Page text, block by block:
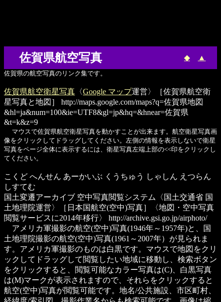
佐賀県航空写真 ◆ ▲
佐賀県の航空写真のリンク集です。
佐賀県航空衛星写真 〈Google マップ運営〉［佐賀県航空衛
星写真と地図］
http://maps.google.com/maps?q=佐賀県地図
&hl=ja&num=100&ie=UTF8&gl=jp&hq=&hnear=佐賀県
&t=k&z=9
マウスで佐賀県航空衛星写真を動かすことが出来ます。航空衛星写真画
像をクリックしてドラッグしてください。左側の情報を表示しないで衛星
写真をページ全体に表示するには、衛星写真左端上部の<<印をクリックし
てください。
こくど へんせん あーかいぶ くうちゅう しゃしん えつらん
しすてむ
国土変遷アーカイブ 空中写真閲覧システム
〈国土交通省 国
土地理院運営〉［日本国航空(空中)写真］〈地図・空中写真
閲覧サービスに2014年移行〉
http://archive.gsi.go.jp/airphoto/
アメリカ軍撮影の航空(空中)写真(1946年～1957年)と、国
土地理院撮影の航空(空中)写真(1961～2007年）が見られま
す。アメリカ軍撮影のものは白黒です。マウスで地図をクリ
ックしてドラッグして閲覧したい地域に移動し、検索ボタン
をクリックすると、閲覧可能なカラー写真は(C)、白黒写真
は(M)マークが表示されますので、それらをクリックすると
航空(空中)写真が閲覧可能です。地名/公共施設、市区町村、